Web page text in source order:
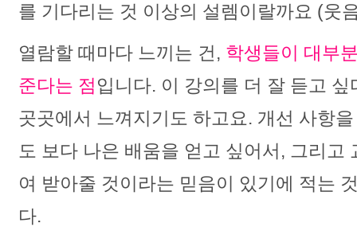
를 기다리는 것 이상의 설렘이랄까요 (웃
열람할 때마다 느끼는 건, 학생들이 대부
준다는 점입니다. 이 강의를 더 잘 듣고 싶
곳곳에서 느껴지기도 하고요. 개선 사항
도 보다 나은 배움을 얻고 싶어서, 그리고
여 받아줄 것이라는 믿음이 있기에 적는
다.